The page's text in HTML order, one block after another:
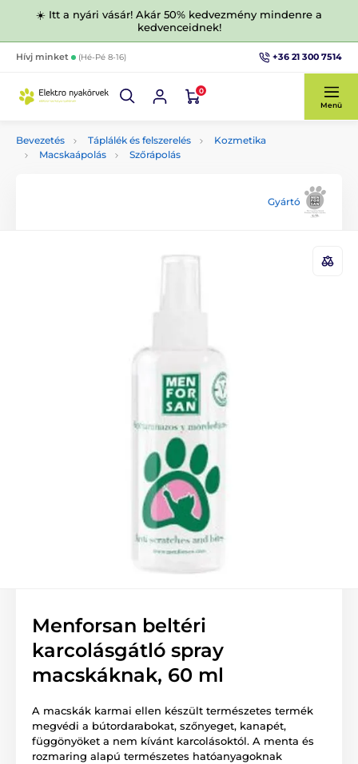
☀️ Itt a nyári vásár! Akár 50% kedvezmény mindenre a
kedvenceidnek!
Hívj minket (Hé-Pé 8-16) +36 21 300 7514
0
Menü
Bevezetés Táplálék és felszerelés
Kozmetika
Macskaápolás
Szőrápolás
Gyártó
Menforsan beltéri
karcolásgátló spray
macskáknak, 60 ml
A macskák karmai ellen készült természetes termék
megvédi a bútordarabokat, szőnyeget, kanapét,
függönyöket a nem kívánt karcolásoktól. A menta és
rozmaring alapú természetes hatóanyagoknak